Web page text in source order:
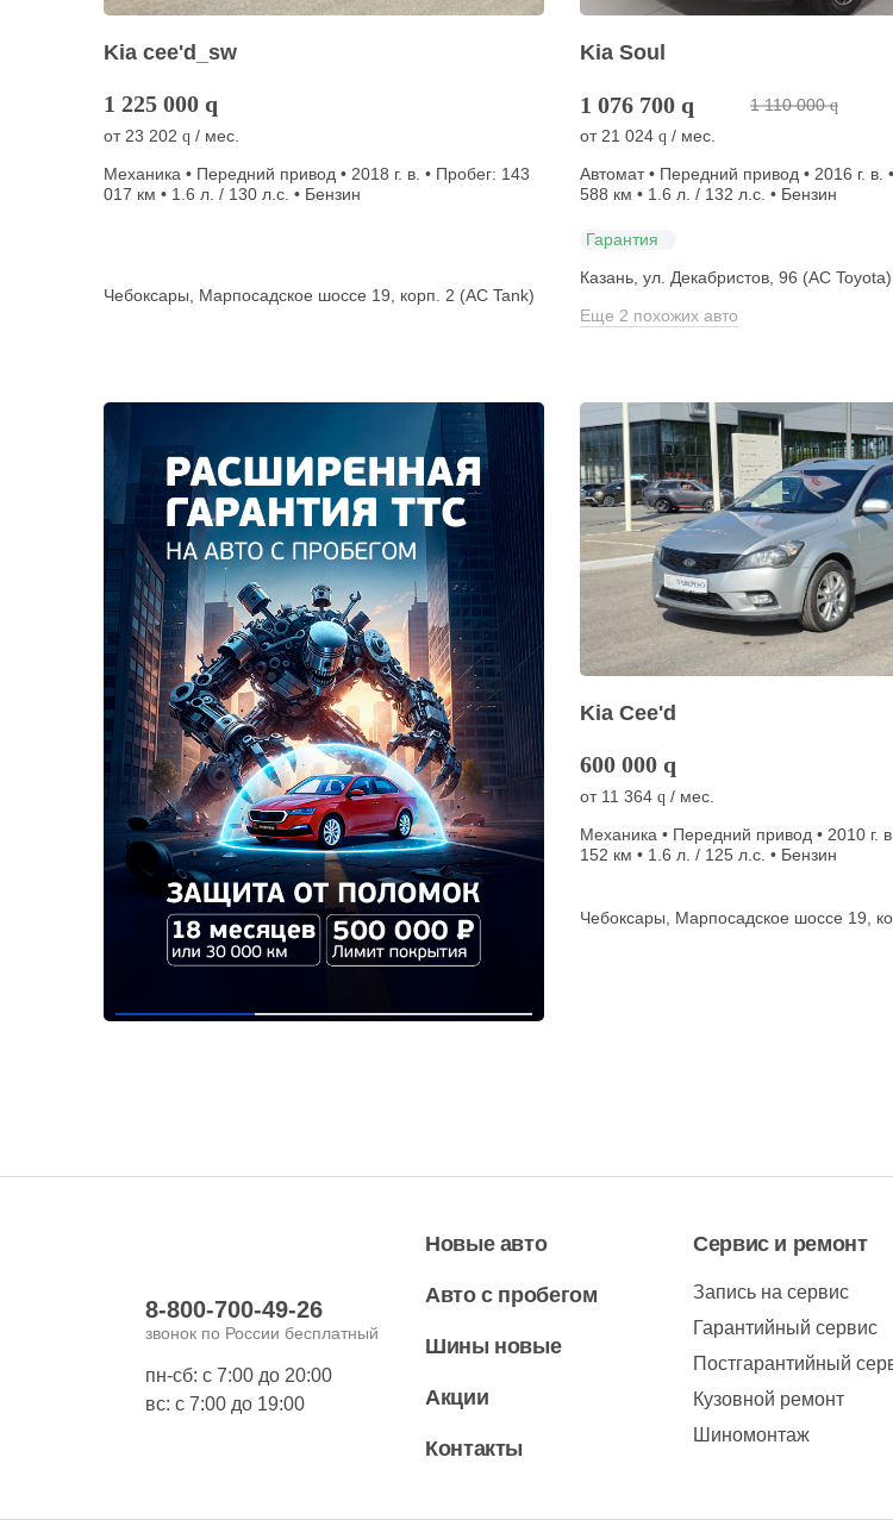
Kia cee'd_sw
1 225 000 q
от 23 202 q / мес.
Механика • Передний привод • 2018 г. в. • Пробег: 143
017 км • 1.6 л. / 130 л.с. • Бензин
Чебоксары, Марпосадское шоссе 19, корп. 2 (АС Tank)
Kia Soul
1 076 700 q 1 110 000 q
от 21 024 q / мес.
Автомат • Передний привод • 2016 г. в.
588 км • 1.6 л. / 132 л.с. • Бензин
Гарантия
Казань, ул. Декабристов, 96 (АС Toyota)
Еще 2 похожих авто
Kia Cee'd
600 000 q
от 11 364 q / мес.
Механика • Передний привод • 2010 г.
152 км • 1.6 л. / 125 л.с. • Бензин
Чебоксары, Марпосадское шоссе 19,
8-800-700-49-26
звонок по России бесплатный
пн-сб: с 7:00 до 20:00
вс: с 7:00 до 19:00
Новые авто
Авто с пробегом
Шины новые
Акции
Контакты
Сервис и ремонт
Запись на сервис
Гарантийный сервис
Постгарантийный
Кузовной ремонт
Шиномонтаж